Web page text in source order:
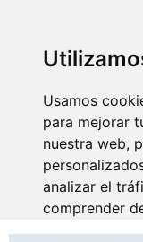
Usamos
para mejorar
nuestra web,
analizar el
comprender
visitantes.
Tu eres la razón
trabajo, sin unión
colectivo